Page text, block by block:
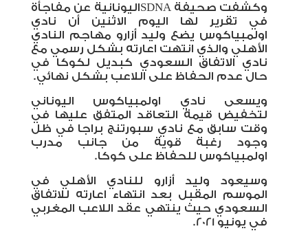
وكشفت صحيفةSDNA اليونانية عن مفاجأة
في تقرير لها اليوم الاثنين أن نادي
اولمبياكوس يضع وليد أزارو مهاجم النادي
الأهلي والذي انتهت اعارته بشكل رسمي مع
نادي الاتفاق السعودي كبديل لكوكا في
حال عدم الحفاظ على اللاعب بشكل نهائي.
ويسعى نادي اولمبياكوس اليوناني
لتخفيض قيمة التعاقد المتفق عليها في
وقت سابق مع نادي سبورتنج براجا في ظل
وجود رغبة قوية من جانب مدرب
اولمبياكوس للحفاظ على كوكا.
وسيعود وليد أزارو للنادي الأهلي في
الموسم المقبل بعد انتهاء اعارته للاتفاق
السعودي حيث ينتهي عقد اللاعب المغربي
في يونيو 2021.